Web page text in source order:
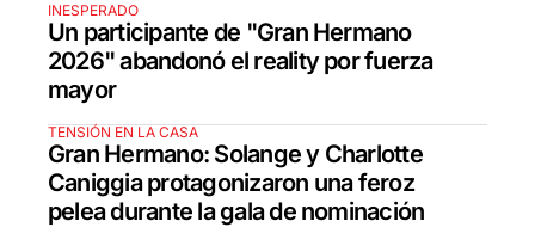
INESPERADO
Un participante de "Gran Hermano
2026" abandonó el reality por fuerza
mayor
TENSIÓN EN LA CASA
Gran Hermano: Solange y Charlotte
Caniggia protagonizaron una feroz
pelea durante la gala de nominación